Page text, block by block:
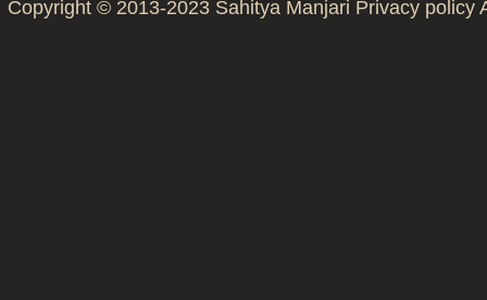
Copyright © 2013-2023 Sahitya Manjari Privacy policy